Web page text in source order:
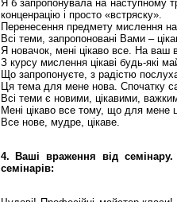
Я б запропонувала на наступному
конценрацію і просто «встряску».
Перенесення предмету мислення
Всі теми, запропоновані Вами –
Я новачок, мені цікаво все. На ваш
З курсу мислення цікаві будь-які
Що запропонуєте, з радістю
Ця тема для мене нова. Спочатку
Всі теми є новими, цікавими,
Мені цікаво все тому, що для мене
Все нове, мудре, цікаве.
4. Ваші враження від
семінарів: